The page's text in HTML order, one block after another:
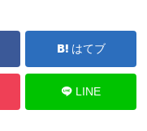
はてブ
LINE